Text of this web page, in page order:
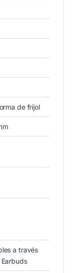
de frijol
a través